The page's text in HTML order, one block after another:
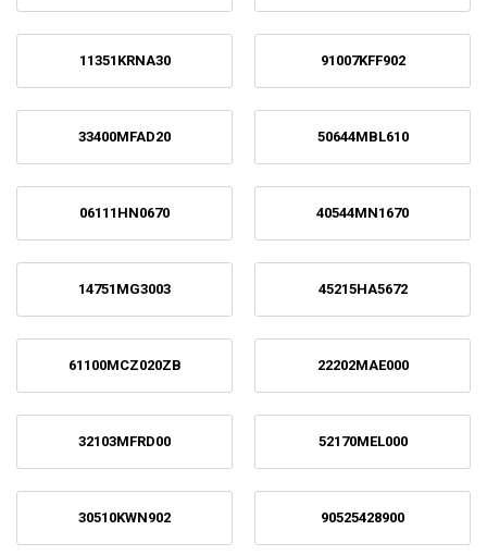
11351KRNA30 91007KFF902
33400MFAD20 50644MBL610
06111HN0670 40544MN1670
14751MG3003 45215HA5672
61100MCZ020ZB 22202MAE000
32103MFRD00 52170MEL000
30510KWN902 90525428900